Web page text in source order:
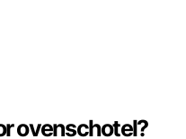
ovenschotel?